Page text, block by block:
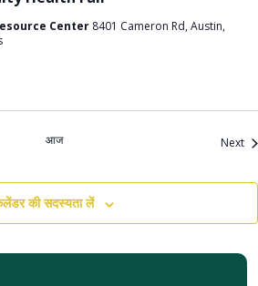
Center 8401 Cameron Rd, Austin,
आज Next
की सदस्यता लें